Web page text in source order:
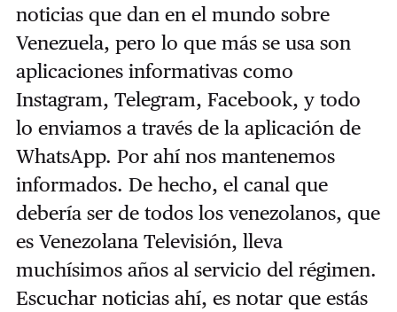
noticias que dan en el mundo sobre
Venezuela, pero lo que más se usa son
aplicaciones informativas como
Instagram, Telegram, Facebook, y todo
lo enviamos a través de la aplicación de
WhatsApp. Por ahí nos mantenemos
informados. De hecho, el canal que
debería ser de todos los venezolanos, que
es Venezolana Televisión, lleva
muchísimos años al servicio del régimen.
Escuchar noticias ahí, es notar que estás